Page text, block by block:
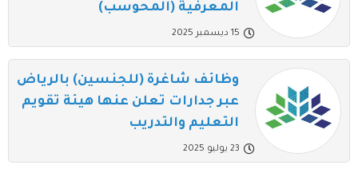
المعرفية (المحوسب)
15 ديسمبر 2025
وظائف شاغرة (للجنسين) بالرياض
عبر جدارات تعلن عنها هيئة تقويم
التعليم والتدريب
23 يوليو 2025